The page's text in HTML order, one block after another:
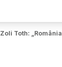
Zoli Toth: